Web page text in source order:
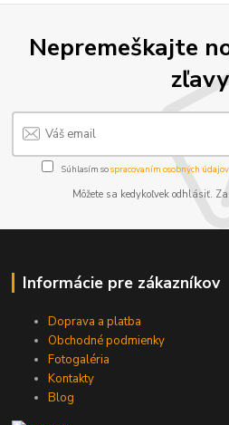
Nepremeškajte
Súhlasím sospracovaním osobných údajov
Môžete sa kedykoľvek odhlásiť.
Informácie pre zákazníkov
Doprava a platba
Obchodné podmienky
Fotogaléria
Kontakty
Blog